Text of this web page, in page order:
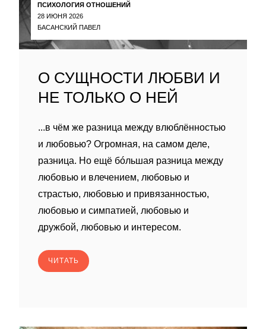
ПСИХОЛОГИЯ ОТНОШЕНИЙ
28 ИЮНЯ 2026
БАСАНСКИЙ ПАВЕЛ
О СУЩНОСТИ ЛЮБВИ И
НЕ ТОЛЬКО О НЕЙ
...в чём же разница между влюблённостью
и любовью? Огромная, на самом деле,
разница. Но ещё бóльшая разница между
любовью и влечением, любовью и
страстью, любовью и привязанностью,
любовью и симпатией, любовью и
дружбой, любовью и интересом.
ЧИТАТЬ